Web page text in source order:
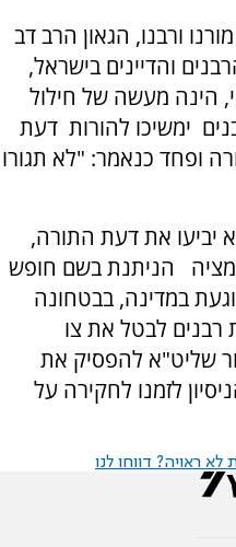
ורבנו, הגאון הרב דב
והדיינים בישראל,
הינה מעשה של חילול
ימשיכו להורות דעת
ופחד כנאמר: "לא תגורו
יביעו את דעת התורה,
הניתנת בשם חופש
במדינה, בבטחונה
רבנים לבטל את צו
שליט"א להפסיק את
לזמנו לחקירה על
ראויה? דווחו לנו